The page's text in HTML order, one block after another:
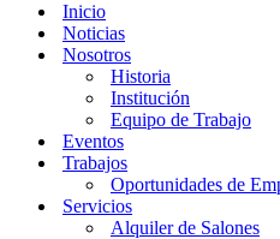
Inicio
Noticias
Nosotros
Historia
Institución
Equipo de Trabajo
Eventos
Trabajos
Oportunidades de
Servicios
Alquiler de Salones